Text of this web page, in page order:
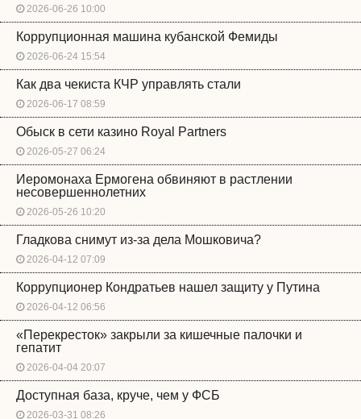
2026-06-26 10:00
Коррупционная машина кубанской Фемиды
2026-06-24 15:54
Как два чекиста КЧР управлять стали
2026-06-17 08:59
Обыск в сети казино Royal Partners
2026-05-27 06:24
Иеромонаха Ермогена обвиняют в растлении
несовершеннолетних
2026-05-26 10:20
Гладкова снимут из-за дела Мошковича?
2026-04-12 07:09
Коррупционер Кондратьев нашел защиту у Путина
2026-04-12 06:56
«Перекресток» закрыли за кишечные палочки и
гепатит
2026-04-04 20:07
Доступная база, круче, чем у ФСБ
2026-03-31 08:26